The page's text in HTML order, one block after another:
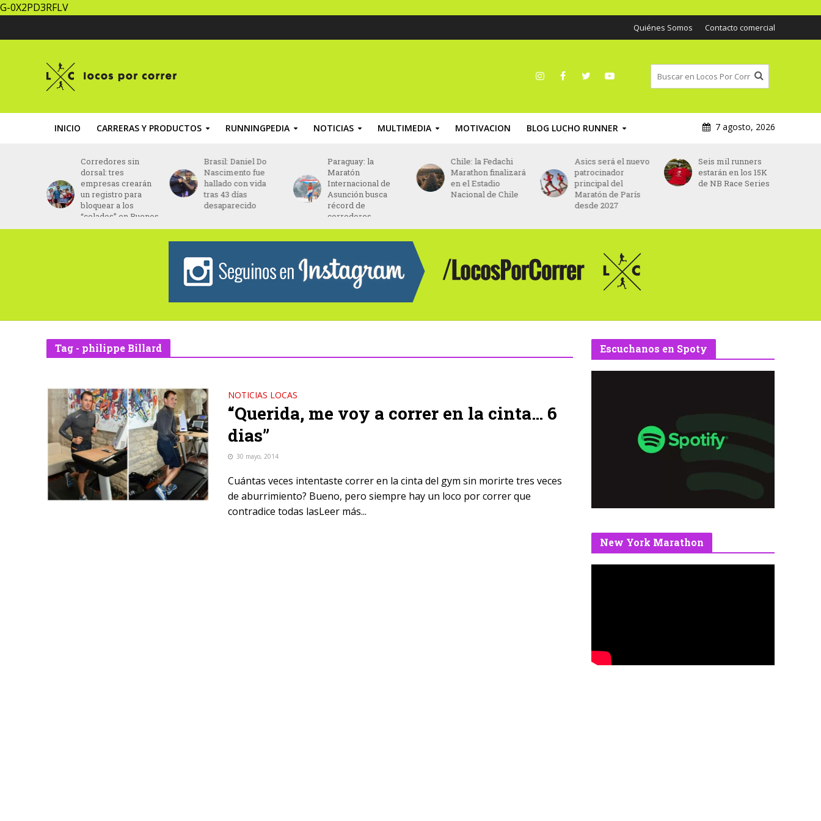
G-0X2PD3RFLV
Quiénes Somos Contacto comercial
INICIO CARRERAS Y PRODUCTOS RUNNINGPEDIA NOTICIAS MULTIMEDIA MOTIVACION BLOG LUCHO RUNNER 7 agosto, 2026
Corredores sin
dorsal: tres
empresas crearán
un registro para
bloquear a los
“colados” en Buenos
Aires
Brasil: Daniel Do
Nascimento fue
hallado con vida
tras 43 días
desaparecido
Paraguay: la
Maratón
Internacional de
Asunción busca
récord de
corredores
Chile: la Fedachi
Marathon finalizará
en el Estadio
Nacional de Chile
Asics será el nuevo
patrocinador
principal del
Maratón de París
desde 2027
Seis mil runners
estarán en los 15K
de NB Race Series
Tag - philippe Billard
NOTICIAS LOCAS
“Querida, me voy a correr en la cinta… 6
dias”
30 mayo, 2014
Cuántas veces intentaste correr en la cinta del gym sin morirte tres veces
de aburrimiento? Bueno, pero siempre hay un loco por correr que
contradice todas lasLeer más...
Escuchanos en Spoty
New York Marathon